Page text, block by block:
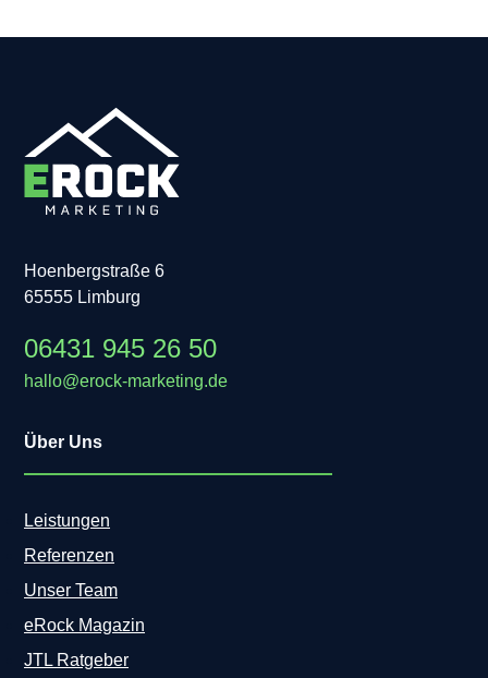
Hoenbergstraße 6
65555 Limburg
06431 945 26 50
hallo@erock-marketing.de
Über Uns
Leistungen
Referenzen
Unser Team
eRock Magazin
JTL Ratgeber